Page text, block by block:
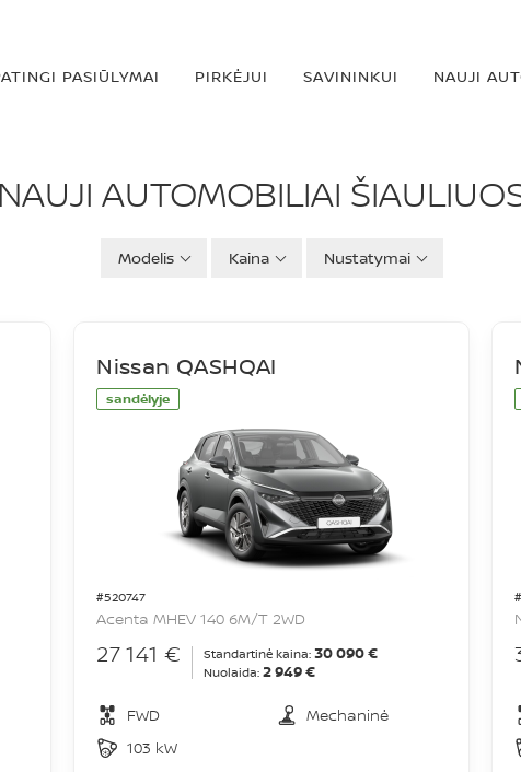
PASIŪLYMAI PIRKĖJUI SAVININKUI NAUJI
NAUJI AUTOMOBILIAI
Modelis Kaina Nustatymai
sandėlyje
#520747
Nissan QASHQAI
Acenta MHEV 140 6M/T 2WD
27 141 € Standartinė kaina: 30 090 €
Nuolaida: 2 949 €
FWD
Mechaninė
103 kW